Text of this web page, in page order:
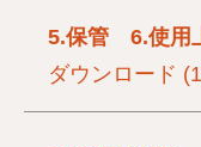
5.保管 6.使用
ダウンロード